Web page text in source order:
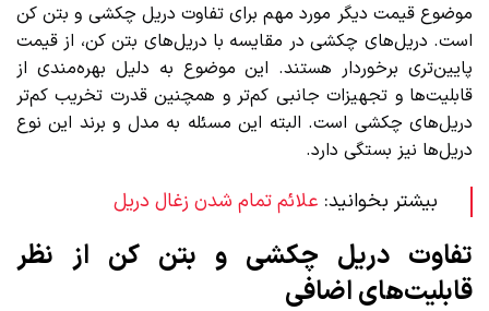
موضوع قیمت دیگر مورد مهم برای تفاوت دریل چکشی و بتن کن
است. دریل‌های چکشی در مقایسه با دریل‌های بتن کن، از قیمت
پایین‌تری برخوردار هستند. این موضوع به دلیل بهره‌مندی از
قابلیت‌ها و تجهیزات جانبی کم‌تر و همچنین قدرت تخریب کم‌تر
دریل‌های چکشی است. البته این مسئله به مدل و برند این نوع
دریل‌ها نیز بستگی دارد.
بیشتر بخوانید: علائم تمام شدن زغال دریل
تفاوت دریل چکشی و بتن کن از نظر
قابلیت‌های اضافی